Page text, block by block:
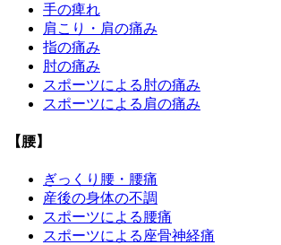
手の痺れ
肩こり・肩の痛み
指の痛み
肘の痛み
スポーツによる肘の痛み
スポーツによる肩の痛み
【腰】
ぎっくり腰・腰痛
産後の身体の不調
スポーツによる腰痛
スポーツによる座骨神経痛